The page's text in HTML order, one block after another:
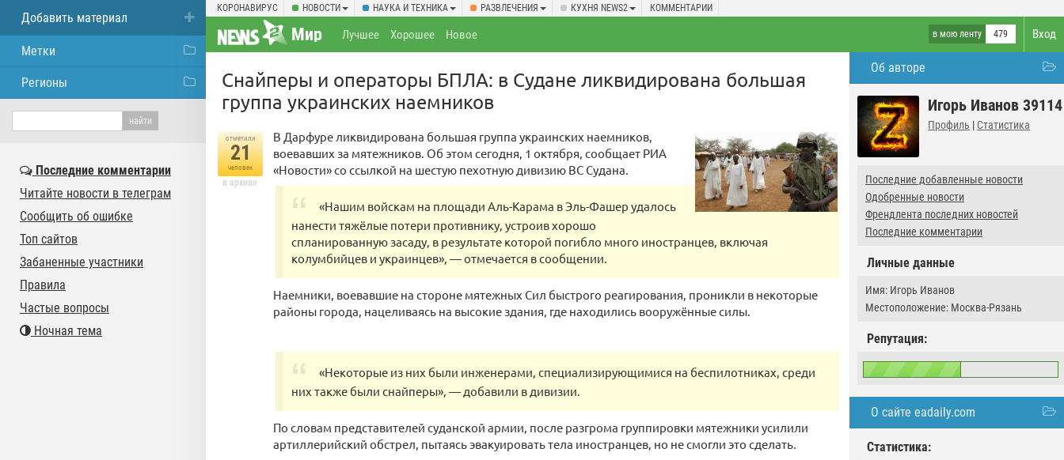
КОРОНАВИРУС НОВОСТИ НАУКА И ТЕХНИКА РАЗВЛЕЧЕНИЯ КУХНЯ NEWS2 КОММЕНТАРИИ
Вход
Мир в мою ленту 479
Лучшее Хорошее Новое
Об авторе
Игорь Иванов 39114
Профиль | Статистика
Последние добавленные новости
Одобренные новости
Френдлента последних новостей
Последние комментарии
Личные данные
Имя: Игорь Иванов
Местоположение: Москва-Рязань
Репутация:
О сайте eadaily.com
Статистика:
Снайперы и операторы БПЛА: в Судане ликвидирована большая
группа украинских наемников
отметили
21
человек
в архиве
В Дарфуре ликвидирована большая группа украинских наемников,
воевавших за мятежников. Об этом сегодня, 1 октября, сообщает РИА
«Новости» со ссылкой на шестую пехотную дивизию ВС Судана.
«Нашим войскам на площади Аль-Карама в Эль-Фашер удалось
нанести тяжёлые потери противнику, устроив хорошо
спланированную засаду, в результате которой погибло много иностранцев, включая
колумбийцев и украинцев», — отмечается в сообщении.
Наемники, воевавшие на стороне мятежных Сил быстрого реагирования, проникли в некоторые
районы города, нацеливаясь на высокие здания, где находились вооружённые силы.
«Некоторые из них были инженерами, специализирующимися на беспилотниках, среди
них также были снайперы», — добавили в дивизии.
По словам представителей суданской армии, после разгрома группировки мятежники усилили
артиллерийский обстрел, пытаясь эвакуировать тела иностранцев, но не смогли это сделать.
Добавить материал
Метки
Регионы
Последние комментарии
Читайте новости в телеграм
Сообщить об ошибке
Топ сайтов
Забаненные участники
Правила
Частые вопросы
Ночная тема